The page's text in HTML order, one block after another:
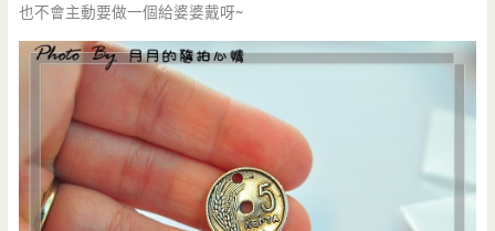
也不會主動要做一個給婆婆戴呀~